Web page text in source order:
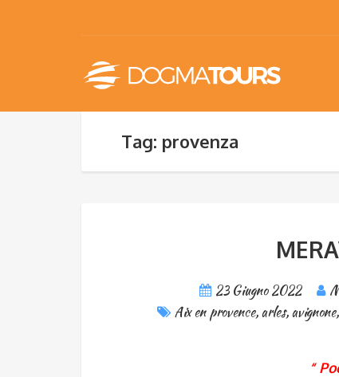
Tag: provenza
23 Giugno 2022
Aix en provence,arles,avignone,
“